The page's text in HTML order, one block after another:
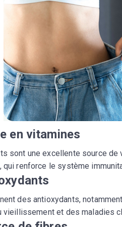
en vitamines
sont une excellente source
qui renforce le système
des antioxydants,
vieillissement et des maladies